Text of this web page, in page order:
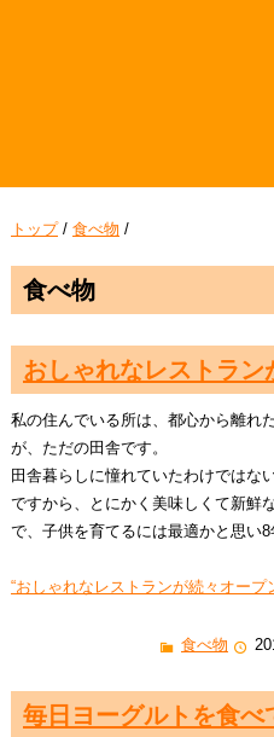
トップ/ 食べ物 /
食べ物
おしゃれなレストラン
私の住んでいる所は、都心から離れ
が、ただの田舎です。
田舎暮らしに憧れていたわけではな
ですから、とにかく美味しくて新鮮
で、子供を育てるには最適かと思い
“おしゃれなレストランが続々オープ
食べ物
毎日ヨーグルトを食べ